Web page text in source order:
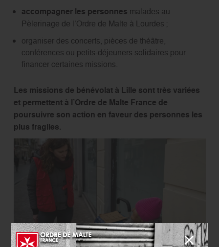
accompagner les personnes malades au
Pèlerinage de l’Ordre de Malte à Lourdes ;
organiser des concerts, pièces de théâtre,
conférences ou petits-déjeuners solidaires pour
financer certaines missions.
Les missions de bénévolat à Lille sont très variées
et permettent à l’Ordre de Malte France de
poursuivre son action en faveur des personnes les
plus fragiles.